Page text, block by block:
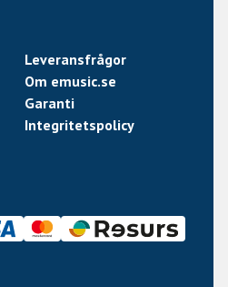
Leveransfrågor
Om emusic.se
Garanti
Integritetspolicy